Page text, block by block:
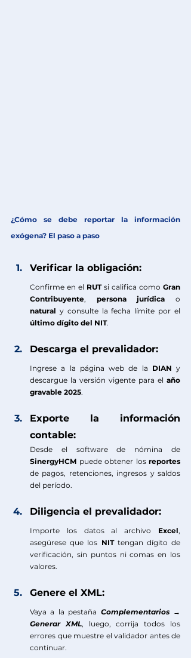
¿Cómo se debe reportar la información
exógena? El paso a paso
Verificar la obligación:
Confirme en el RUT si califica como Gran
Contribuyente, persona jurídica
natural
último dígito del NIT.
Descarga el prevalidador:
Ingrese a la página web de la DIAN y
descargue la versión vigente para el año
gravable 2025.
Exporte la información
contable:
SinergyHCM puede obtener los reportes
de pagos, retenciones, ingresos y saldos
del período.
Diligencia el prevalidador:
Importe los datos al archivo Excel,
asegúrese que los NIT tengan dígito de
verificación, sin puntos ni comas en los
valores.
Genere el XML:
Vaya a la pestaña Complementarios →
Generar XML, luego, corrija todos los
errores que muestre el validador antes de
continuar.